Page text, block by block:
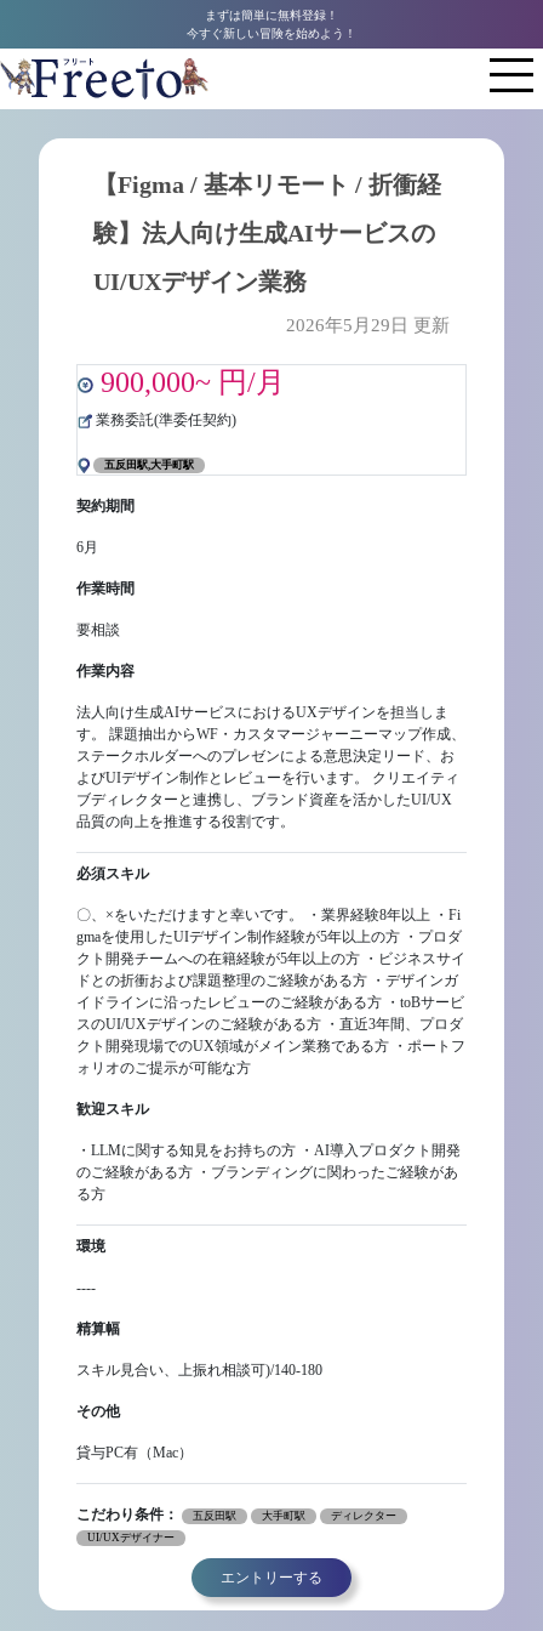
まずは簡単に無料登録！
今すぐ新しい冒険を始めよう！
【Figma / 基本リモート / 折衝経
験】法人向け生成AIサービスの
UI/UXデザイン業務
2026年5月29日 更新
900,000~ 円/月
業務委託(準委任契約)
五反田駅,大手町駅
契約期間
6月
作業時間
要相談
作業内容
法人向け生成AIサービスにおけるUXデザインを担当しま
す。 課題抽出からWF・カスタマージャーニーマップ作成、
ステークホルダーへのプレゼンによる意思決定リード、お
よびUIデザイン制作とレビューを行います。 クリエイティ
ブディレクターと連携し、ブランド資産を活かしたUI/UX
品質の向上を推進する役割です。
必須スキル
〇、×をいただけますと幸いです。 ・業界経験8年以上 ・Fi
gmaを使用したUIデザイン制作経験が5年以上の方 ・プロダ
クト開発チームへの在籍経験が5年以上の方 ・ビジネスサイ
ドとの折衝および課題整理のご経験がある方 ・デザインガ
イドラインに沿ったレビューのご経験がある方 ・toBサービ
スのUI/UXデザインのご経験がある方 ・直近3年間、プロダ
クト開発現場でのUX領域がメイン業務である方 ・ポートフ
ォリオのご提示が可能な方
歓迎スキル
・LLMに関する知見をお持ちの方 ・AI導入プロダクト開発
のご経験がある方 ・ブランディングに関わったご経験があ
る方
環境
----
精算幅
スキル見合い、上振れ相談可)/140-180
その他
貸与PC有（Mac）
こだわり条件： 五反田駅 大手町駅
ディレクター
UI/UXデザイナー
エントリーする